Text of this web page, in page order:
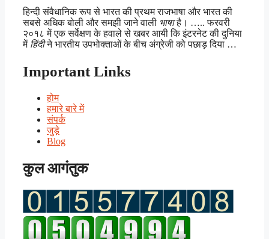
हिन्दी संवैधानिक रूप से भारत की प्रथम राजभाषा और भारत की
सबसे अधिक बोली और समझी जाने वाली भाषाहै। ….. फरवरी
२०१८ में एक सर्वेक्षण के हवाले से खबर आयी कि इंटरनेट की दुनिया
में हिंदीने भारतीय उपभोक्ताओं के बीच अंग्रेजी को पछाड़ दिया …
Important Links
होम
हमारे बारे में
संपर्क
जुड़े
Blog
कुल आगंतुक